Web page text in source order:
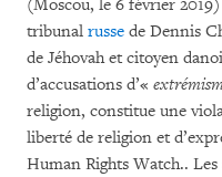
(Moscou, le 6 février
tribunal russe de Dennis
de Jéhovah et citoyen
d’accusations d’«
religion, constitue une
liberté de religion et
Human Rights Watch..